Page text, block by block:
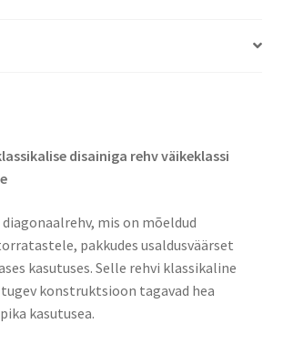
disainiga rehv väikeklassi
diagonaalrehv, mis on mõeldud
pakkudes usaldusväärset
kasutuses. Selle rehvi klassikaline
konstruktsioon tagavad hea
kasutusea.